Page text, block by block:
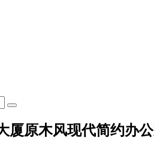
厦原木风现代简约办